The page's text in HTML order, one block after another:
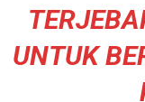
UNTUK